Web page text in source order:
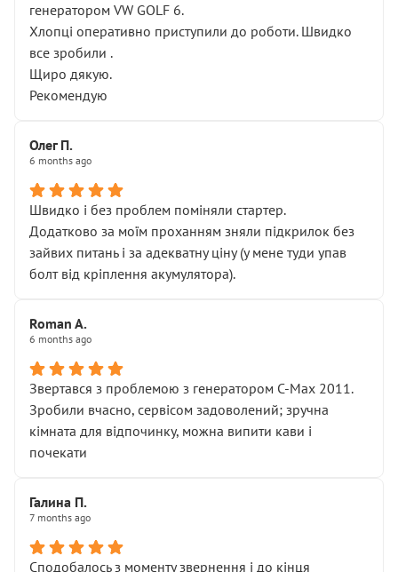
генератором VW GOLF 6.
Хлопці оперативно приступили до роботи. Швидко
все зробили .
Щиро дякую.
Рекомендую
Олег П.
6 months ago
Швидко і без проблем поміняли стартер.
Додатково за моїм проханням зняли підкрилок без
зайвих питань і за адекватну ціну (у мене туди упав
болт від кріплення акумулятора).
Roman A.
6 months ago
Звертався з проблемою з генератором C-Max 2011.
Зробили вчасно, сервісом задоволений; зручна
кімната для відпочинку, можна випити кави і
почекати
Галина П.
7 months ago
Сподобалось з моменту звернення і до кінця